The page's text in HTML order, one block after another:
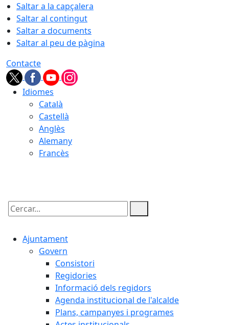
Saltar a la capçalera
Saltar al contingut
Saltar a documents
Saltar al peu de pàgina
Contacte
Idiomes
Català
Castellà
Anglès
Alemany
Francès
Cercar:
Ajuntament
Govern
Consistori
Regidories
Informació dels regidors
Agenda institucional de l'alcalde
Plans, campanyes i programes